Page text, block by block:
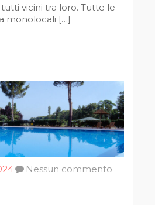
vicini tra loro. Tutte le
monolocali […]
Nessun commento